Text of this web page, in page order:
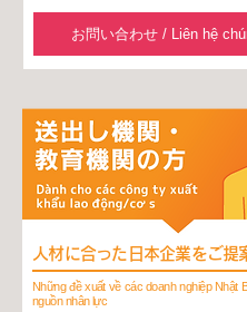
お問い合わせ / Liên hệ
Những đề xuất về các doanh nghiệp Nhật
nguồn nhân lực
人材に合った日本企業をご提